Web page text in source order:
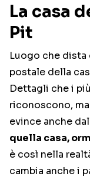
La casa
Pit
Luogo che dista
postale della
Dettagli che i
riconoscono,
evince anche
quella casa,
è così nella
cambia anche i